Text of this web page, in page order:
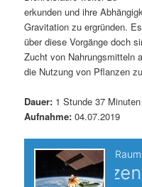
h
a
t
s
I
n
a
l
erkunden und ihre
Gravitation zu ergründen.
über diese Vorgänge doch
Zucht von Nahrungsmitteln
die Nutzung von Pflanzen
Dauer: 1 Stunde 37 Minuten
Aufnahme: 04.07.2019